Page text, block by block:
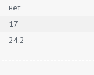
нет
17
24.2